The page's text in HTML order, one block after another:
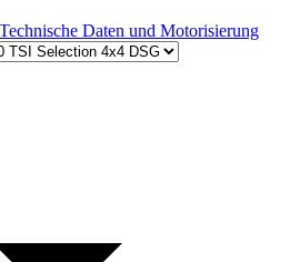
Technische Daten und Motorisierung